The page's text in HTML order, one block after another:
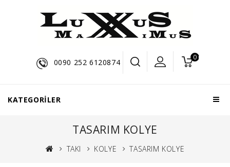
0090 252 6120874
0 ürün -
KATEGORILER
TASARIM KOLYE
TAKI KOLYE TASARIM KOLYE